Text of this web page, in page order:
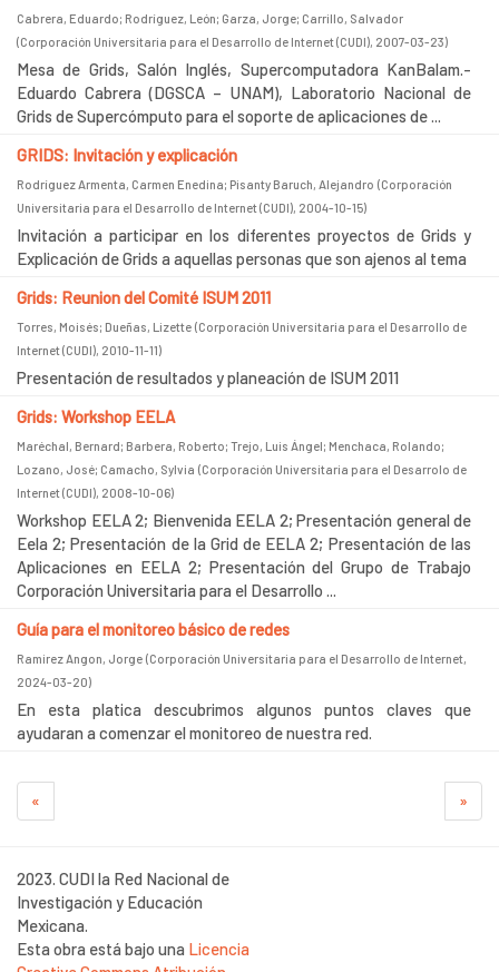
Cabrera, Eduardo; Rodríguez, León; Garza, Jorge; Carrillo, Salvador
(Corporación Universitaria para el Desarrollo de Internet (CUDI), 2007-03-23)
Mesa de Grids, Salón Inglés, Supercomputadora KanBalam.-
Eduardo Cabrera (DGSCA – UNAM), Laboratorio Nacional de
Grids de Supercómputo para el soporte de aplicaciones de ...
GRIDS: Invitación y explicación
Rodríguez Armenta, Carmen Enedina; Pisanty Baruch, Alejandro (Corporación
Universitaria para el Desarrollo de Internet (CUDI), 2004-10-15)
Invitación a participar en los diferentes proyectos de Grids y
Explicación de Grids a aquellas personas que son ajenos al tema
Grids: Reunion del Comité ISUM 2011
Torres, Moisés; Dueñas, Lizette (Corporación Universitaria para el Desarrollo de
Internet (CUDI), 2010-11-11)
Presentación de resultados y planeación de ISUM 2011
Grids: Workshop EELA
Maréchal, Bernard; Barbera, Roberto; Trejo, Luis Ángel; Menchaca, Rolando;
Lozano, José; Camacho, Sylvia (Corporación Universitaria para el Desarrolo de
Internet (CUDI), 2008-10-06)
Workshop EELA 2; Bienvenida EELA 2; Presentación general de
Eela 2; Presentación de la Grid de EELA 2; Presentación de las
Aplicaciones en EELA 2; Presentación del Grupo de Trabajo
Corporación Universitaria para el Desarrollo ...
Guía para el monitoreo básico de redes
Ramirez Angon, Jorge (Corporación Universitaria para el Desarrollo de Internet,
2024-03-20)
En esta platica descubrimos algunos puntos claves que
ayudaran a comenzar el monitoreo de nuestra red.
« »
2023. CUDI la Red Nacional de
Investigación y Educación
Mexicana.
Esta obra está bajo una Licencia